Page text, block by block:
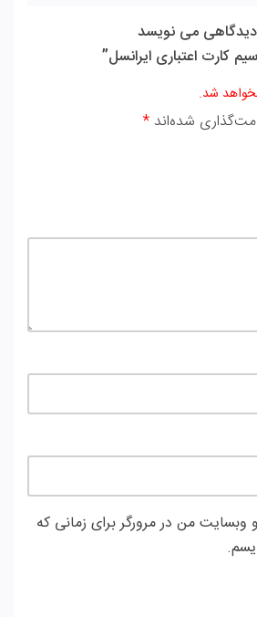
می نویسد
شد.
شده‌اند *
وبسایت من در مرورگر برای زمانی که